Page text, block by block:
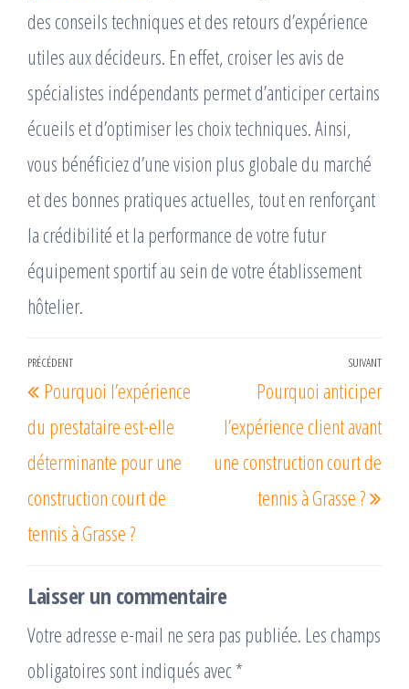
des conseils techniques et des retours d’expérience
utiles aux décideurs. En effet, croiser les avis de
spécialistes indépendants permet d’anticiper certains
écueils et d’optimiser les choix techniques. Ainsi,
vous bénéficiez d’une vision plus globale du marché
et des bonnes pratiques actuelles, tout en renforçant
la crédibilité et la performance de votre futur
équipement sportif au sein de votre établissement
hôtelier.
Navigation
de
l’article
Article
précédent
PRÉCÉDENT
Pourquoi l’expérience
du prestataire est-elle
déterminante pour une
construction court de
tennis à Grasse ?
SUIVANT
Pourquoi anticiper
l’expérience client avant
une construction court de
tennis à Grasse ?
Laisser un commentaire
Votre adresse e-mail ne sera pas publiée. Les champs
obligatoires sont indiqués avec *